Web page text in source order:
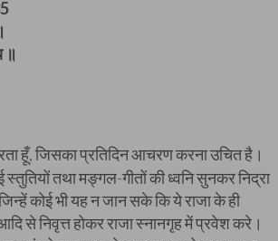
॥
हूँ, जिसका प्रतिदिन आचरण करना उचित है।
स्तुतियों तथा मङ्गल-गीतों की ध्वनि सुनकर निद्रा
कोई भी यह न जान सके कि ये राजा के ही
से निवृत्त होकर राजा स्नानगृह में प्रवेश करे।